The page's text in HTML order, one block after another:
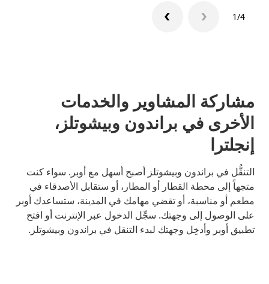
1/4
مشاركة المشاوير والخدمات
الأخرى في براندون وبيشوتلز،
إنجلترا
التنقُّل في براندون وبيشوتلز أصبح أسهل مع أوبر. سواء كنت
متجهاً إلى محطة القطار أو المطار، أو ستقابل الأصدقاء في
مطعم أو مناسبة، أو تقضي مهامك في المدينة، ستساعدك أوبر
على الوصول إلى وجهتك. سجِّل الدخول عبر الإنترنت أو افتح
تطبيق أوبر وأدخِل وجهتك لبدء التنقل في براندون وبيشوتلز.